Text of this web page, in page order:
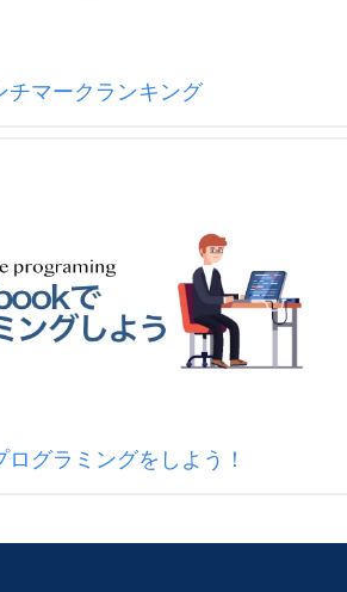
チマークランキング
グラミングをしよう！